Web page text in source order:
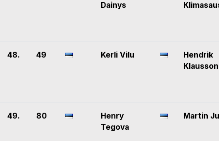
Dainys
48. 49 Kerli Vilu
Hendrik
Klausson
49. 80
Henry
Tegova
Martin